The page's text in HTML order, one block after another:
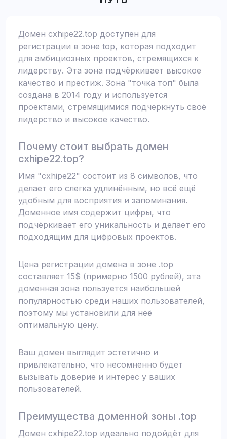
Домен cxhipe22.top доступен для
регистрации в зоне top, которая подходит
для амбициозных проектов, стремящихся к
лидерству. Эта зона подчёркивает высокое
качество и престиж. Зона "точка топ" была
создана в 2014 году и используется
проектами, стремящимися подчеркнуть своё
лидерство и высокое качество.
Почему стоит выбрать домен
cxhipe22.top?
Имя "cxhipe22" состоит из 8 символов, что
делает его слегка удлинённым, но всё ещё
удобным для восприятия и запоминания.
Доменное имя содержит цифры, что
подчёркивает его уникальность и делает его
подходящим для цифровых проектов.
Цена регистрации домена в зоне .top
составляет 15$ (примерно 1500 рублей), эта
доменная зона пользуется наибольшей
популярностью среди наших пользователей,
поэтому мы установили для неё
оптимальную цену.
Ваш домен выглядит эстетично и
привлекательно, что несомненно будет
вызывать доверие и интерес у ваших
пользователей.
Преимущества доменной зоны .top
Домен cxhipe22.top идеально подойдёт для